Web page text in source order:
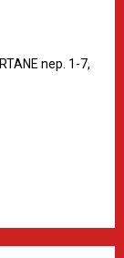
nep. 1-7,